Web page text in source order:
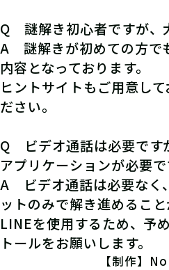
Q 謎解き初心者ですが、
A 謎解きが初めての方で
内容となっております。
ヒントサイトもご用意し
ださい。
Q ビデオ通話は必要です
アプリケーションが必要で
A ビデオ通話は必要なく
ットのみで解き進めること
LINEを使用するため、予
トールをお願いします。
【制作】